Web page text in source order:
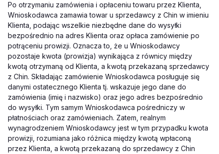
Po otrzymaniu zamówienia i opłaceniu towaru przez Klienta,
Wnioskodawca zamawia towar u sprzedawcy z Chin w imieniu
Klienta, podając wszelkie niezbędne dane do wysyłki
bezpośrednio na adres Klienta oraz opłaca zamówienie po
potrąceniu prowizji. Oznacza to, że u Wnioskodawcy
pozostaje kwota (prowizja) wynikająca z równicy między
kwotą otrzymaną od Klienta, a kwotą przekazaną sprzedawcy
z Chin. Składając zamówienie Wnioskodawca posługuje się
danymi ostatecznego Klienta tj. wskazuje jego dane do
zamówienia (imię i nazwisko) oraz jego adres bezpośrednio
do wysyłki. Tym samym Wnioskodawca pośredniczy w
płatnościach oraz zamówieniach. Zatem, realnym
wynagrodzeniem Wnioskodawcy jest w tym przypadku kwota
prowizji, rozumiana jako różnica między kwotą wpłaconą
przez Klienta, a kwotą przekazaną do sprzedawcy z Chin